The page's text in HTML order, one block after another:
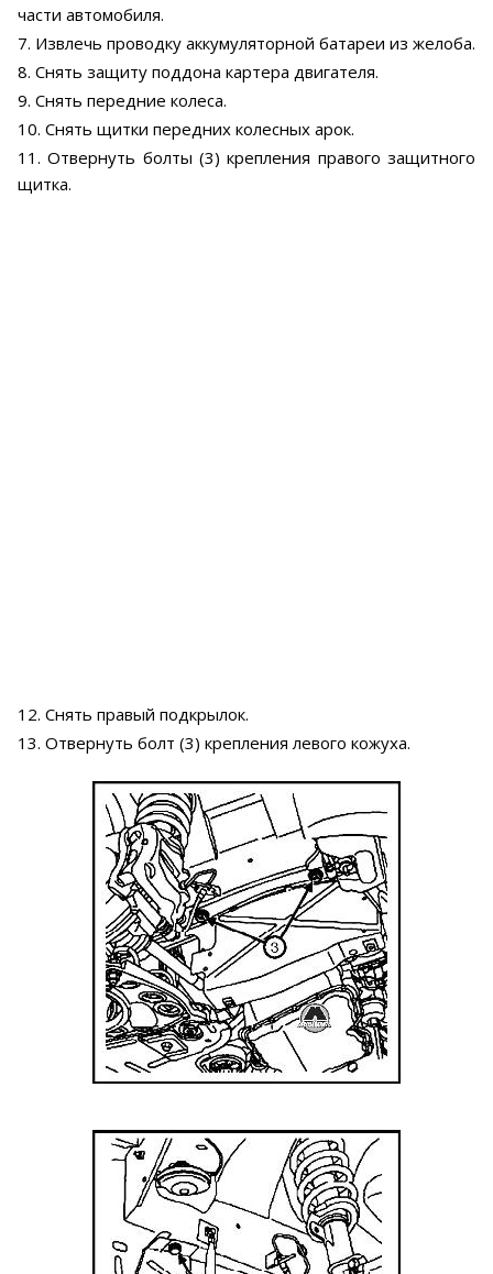
части автомобиля.
7. Извлечь проводку аккумуляторной батареи из желоба.
8. Снять защиту поддона картера двигателя.
9. Снять передние колеса.
10. Снять щитки передних колесных арок.
11. Отвернуть болты (3) крепления правого защитного
щитка.
12. Снять правый подкрылок.
13. Отвернуть болт (3) крепления левого кожуха.